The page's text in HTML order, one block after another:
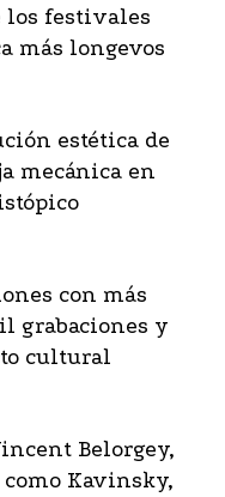
los festivales
más longevos
estética de
mecánica en
con más
grabaciones y
cultural
Belorgey,
como Kavinsky,